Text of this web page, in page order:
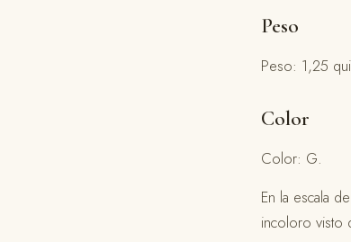
Peso
Peso: 1,25
Color
Color: G.
En la escala
incoloro visto